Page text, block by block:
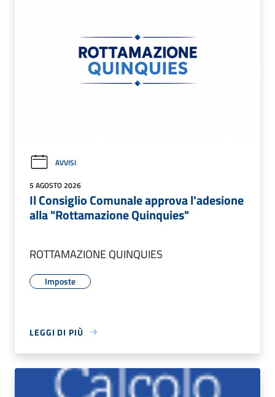
AVVISI
5 AGOSTO 2026
Il Consiglio Comunale approva l'adesione
alla "Rottamazione Quinquies"
ROTTAMAZIONE QUINQUIES
Imposte
LEGGI DI PIÙ